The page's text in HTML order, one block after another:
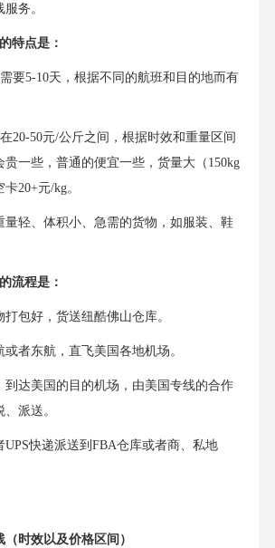
务。
特点是：
要5-10天，根据不同的航班和目的地而有
20-50元/公斤之间，根据时效和重量区间
贵一些，普通的便宜一些，货量大（150kg
20+元/kg。
量轻、体积小、急需的货物，如服装、鞋
流程是：
包好，货送纽酷佛山仓库。
者东航，直飞美国各地机场。
到达美国的目的机场，由美国专线的合作
派送。
UPS快递派送到FBA仓库或者商、私地
时效以及价格区间）